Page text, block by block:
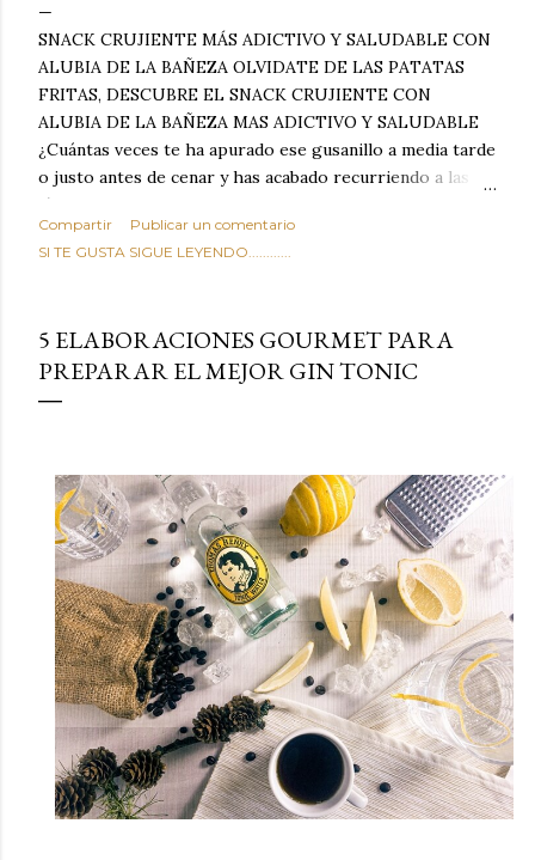
SNACK CRUJIENTE MÁS ADICTIVO Y SALUDABLE CON
ALUBIA DE LA BAÑEZA OLVIDATE DE LAS PATATAS
FRITAS, DESCUBRE EL SNACK CRUJIENTE CON
ALUBIA DE LA BAÑEZA MAS ADICTIVO Y SALUDABLE
¿Cuántas veces te ha apurado ese gusanillo a media tarde
o justo antes de cenar y has acabado recurriendo a las
típicas patatas de bolsa, frutos secos fritos o snacks
ultraprocesados llenos de grasas saturadas y sodio?
Todos hemos estado ahí. Sin embargo, cuidarse no tiene
satisface. Estas alubias crujientes al horno van a cambiar
por completo tu forma de ver las legumbres. Olvídate de
asociar las alubias únicamente a los guisos tradicionales y
humilde como la alubia de La Bañeza en un snack ligero,
dorado, cargado de proteína y 100% natural. Es el
sustituto perfecto a los frutos se...
Compartir
Publicar un comentario
SI TE GUSTA SIGUE LEYENDO............
5 ELABORACIONES GOURMET PARA
PREPARAR EL MEJOR GIN TONIC